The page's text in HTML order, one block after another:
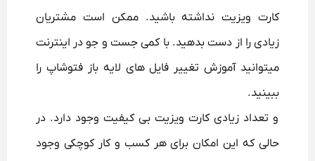
کارت ویزیت نداشته باشید. ممکن است مشتریان
زیادی را از دست بدهید. با کمی جست و جو در اینترنت
میتوانید آموزش تغییر فایل های لایه باز فتوشاپ را
ببینید.
و تعداد زیادی کارت ویزیت بی کیفیت وجود دارد. در
حالی که این امکان برای هر کسب و کار کوچکی وجود